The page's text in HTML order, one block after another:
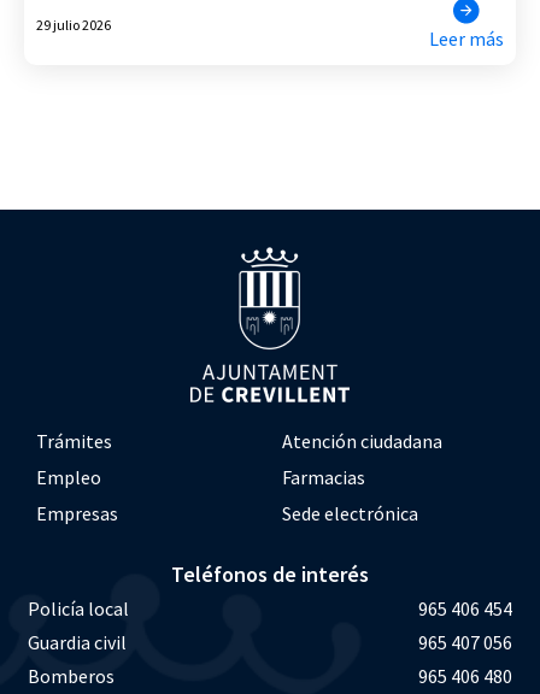
29 julio 2026
Leer más
Trámites
Atención ciudadana
Empleo
Farmacias
Empresas
Sede electrónica
Teléfonos de interés
Policía local
965 406 454
Guardia civil
965 407 056
Bomberos
965 406 480